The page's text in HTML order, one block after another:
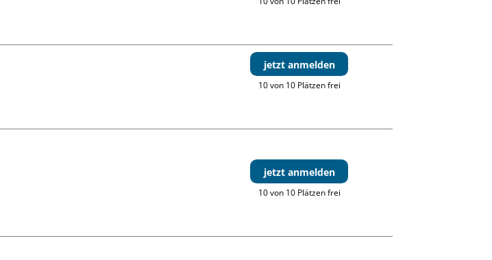
jetzt anmelden
10 von 10 Plätzen frei
jetzt anmelden
10 von 10 Plätzen frei